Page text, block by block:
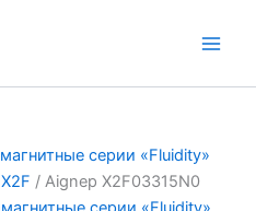
серии «Fluidity»
/ Aignep X2F03315N0